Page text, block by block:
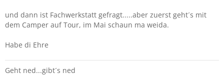
und dann ist Fachwerkstatt gefragt.....aber zuerst geht´s mit
dem Camper auf Tour, im Mai schaun ma weida.
Habe di Ehre
Geht ned...gibt´s ned